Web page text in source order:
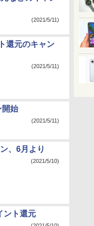
(2021/5/11)
還元のキャン
(2021/5/11)
開始
(2021/5/11)
、6月より
(2021/5/10)
ント還元